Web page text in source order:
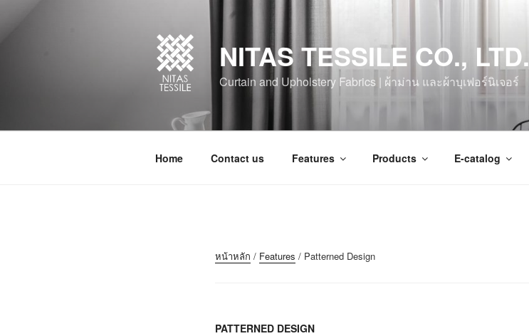
NITAS TESSILE CO., LTD.
Curtain and Upholstery Fabrics | ผ้าม่าน และผ้าบุเฟอร์นิเจอร์
Home Contact us Features Products E-catalog
หน้าหลัก / Features / Patterned Design
PATTERNED DESIGN